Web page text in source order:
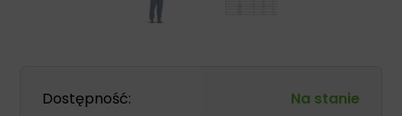
Dostępność: Na stanie